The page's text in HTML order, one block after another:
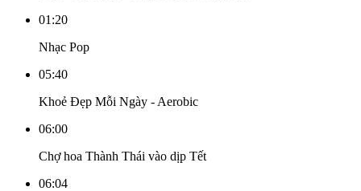
01:20
Nhạc Pop
05:40
Khoẻ Đẹp Mỗi Ngày - Aerobic
06:00
Chợ hoa Thành Thái vào dịp Tết
06:04